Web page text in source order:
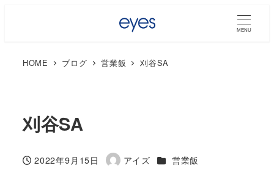
MENU
HOME ブログ 営業飯 刈谷SA
刈谷SA
投稿日
2022年9月15日
著
アイズ カテゴリー
営業飯